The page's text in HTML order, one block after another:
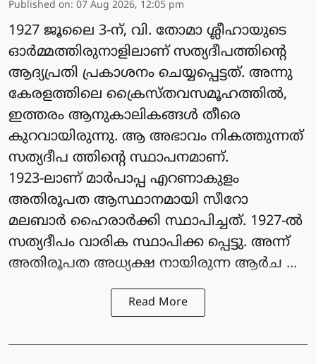
Published on: 07 Aug 2026, 12:05 pm
1927 ജൂലൈ 3-ന്, വി. തോമാ ശ്ലീഹായുടെ
ഓർമ്മത്തിരുനാളിലാണ് സത്യദീപത്തിന്റെ
ആദ്യപ്രതി പ്രകാശനം ചെയ്യപ്പെട്ടത്. അന്നു
കേരളത്തിലെ ക്രൈസ്തവസമൂഹത്തിൽ,
ഇത്തരം ആനുകാലികങ്ങൾ തീരെ
കുറവായിരുന്നു. ആ അഭാവം നികത്തുന്നത്
സത്യദീപ ത്തിന്റെ സ്ഥാപനമാണ്.
1923-ലാണ് മാർപാപ്പ എറണാകുളം
അതിരൂപത ആസ്ഥാനമായി സീറോ
മലബാർ ഹൈരാർക്കി സ്ഥാപിച്ചത്. 1927-ൽ
സത്യദീപം വാരിക സ്ഥാപിക്ക പ്പെട്ടു. അന്ന്
അതിരൂപത അധ്യക്ഷ നായിരുന്ന ആർച ...
Read More